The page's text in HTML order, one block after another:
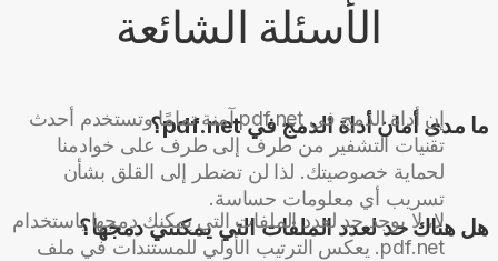
الأسئلة الشائعة
ما مدى أمان أداة الدمج في pdf.net؟إن أداة الدمج في pdf.net آمنة تمامًا وتستخدم أحدث
تقنيات التشفير من طرف إلى طرف على خوادمنا
لحماية خصوصيتك. لذا لن تضطر إلى القلق بشأن
تسريب أي معلومات حساسة.
هل هناك حد لعدد الملفات التي يمكنني دمجها؟
لا، لا يوجد حد لعدد الملفات التي يمكنك دمجها باستخدام
pdf.net. يعكس الترتيب الأولي للمستندات في ملف